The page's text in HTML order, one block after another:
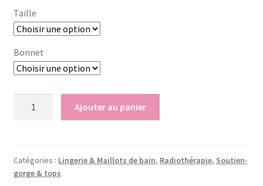
Taille
Bonnet
-
Capucine
Ajouter au panier
Catégories : Lingerie & Maillots de bain, Radiothérapie, Soutien-
gorge & tops